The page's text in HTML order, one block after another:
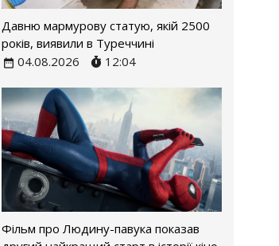
Давню мармурову статую, якій 2500
років, виявили в Туреччині
04.08.2026
12:04
Фільм про Людину-павука показав